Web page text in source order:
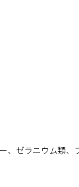
、ゼラニウム類、